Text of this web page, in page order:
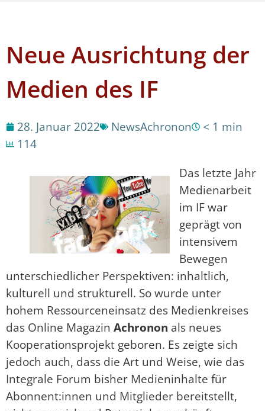
Neue Ausrichtung der
Medien des IF
28. Januar 2022 NewsAchronon
< 1 min
114
Das letzte Jahr
Medienarbeit
im IF war
geprägt von
intensivem
Bewegen
unterschiedlicher Perspektiven: inhaltlich,
kulturell und strukturell. So wurde unter
hohem Ressourceneinsatz des Medienkreises
das Online Magazin Achronon als neues
Kooperationsprojekt geboren. Es zeigte sich
jedoch auch, dass die Art und Weise, wie das
Integrale Forum bisher Medieninhalte für
Abonnent:innen und Mitglieder bereitstellt,